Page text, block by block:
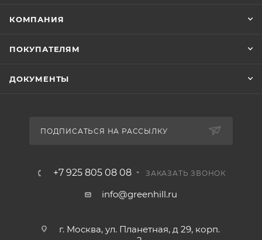
КОМПАНИЯ
ПОКУПАТЕЛЯМ
ДОКУМЕНТЫ
ПОДПИСАТЬСЯ НА РАССЫЛКУ
+7 925 805 08 08 ЗАКАЗАТЬ ЗВОНОК
info@greenhill.ru
г. Москва, ул. Планетная, д 29, корп.